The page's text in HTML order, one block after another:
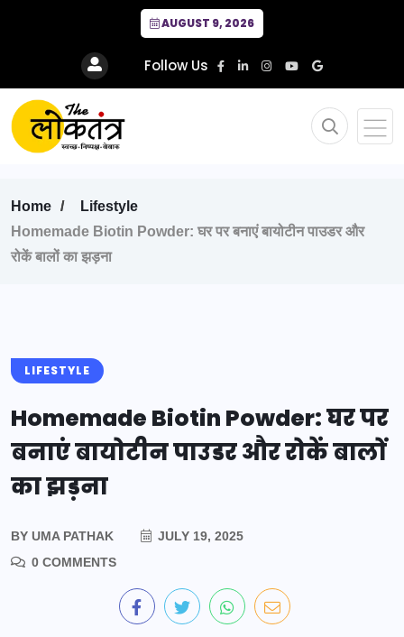
AUGUST 9, 2026
Follow Us
Home
Lifestyle
Homemade Biotin Powder: घर पर बनाएं बायोटीन पाउडर और
रोकें बालों का झड़ना
LIFESTYLE
Homemade Biotin Powder: घर पर
बनाएं बायोटीन पाउडर और रोकें बालों
का झड़ना
BY UMA PATHAK
JULY 19, 2025
0 COMMENTS